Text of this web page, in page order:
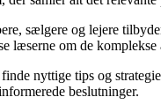
sælgere og lejere
læserne om de
nyttige tips og
beslutninger.